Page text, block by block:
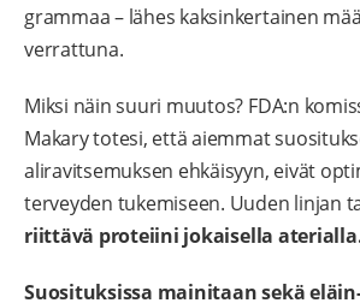
grammaa – lähes kaksinkertainen
verrattuna.
Miksi näin suuri muutos? FDA:n
Makary totesi, että aiemmat
aliravitsemuksen ehkäisyyn, eivät
terveyden tukemiseen. Uuden linjan
riittävä proteiini jokaisella
Suosituksissa mainitaan sekä